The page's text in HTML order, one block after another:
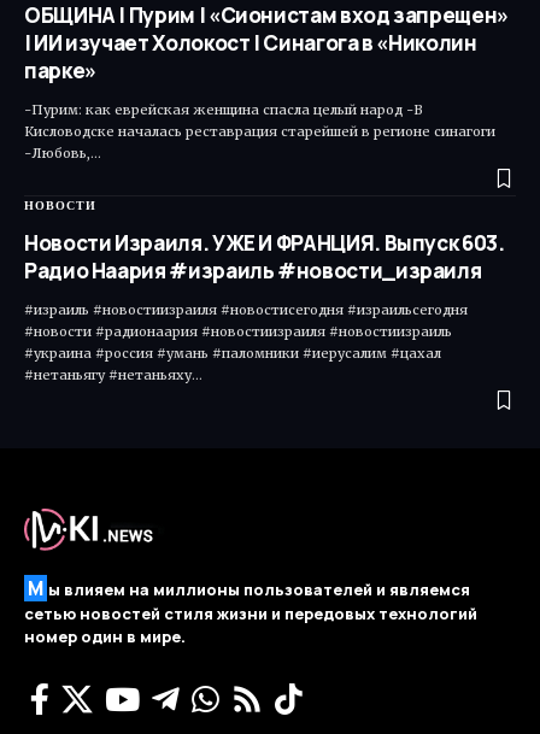
ОБЩИНА | Пурим | «Сионистам вход запрещен»
| ИИ изучает Холокост | Синагога в «Николин
парке»
-Пурим: как еврейская женщина спасла целый народ -В
Кисловодске началась реставрация старейшей в регионе синагоги
-Любовь,…
НОВОСТИ
Новости Израиля. УЖЕ И ФРАНЦИЯ. Выпуск 603.
Радио Наария #израиль #новости_израиля
#израиль #новостиизраиля #новостисегодня #израильсегодня
#новости #радионаария #новостиизраиля #новостиизраиль
#украина #россия #умань #паломники #иерусалим #цахал
#нетаньягу #нетаньяху…
М ы влияем на миллионы пользователей и являемся
сетью новостей стиля жизни и передовых технологий
номер один в мире.